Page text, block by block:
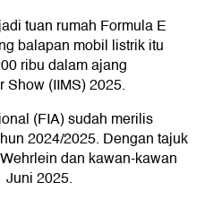
tuan rumah Formula E
balapan mobil listrik itu
ribu dalam ajang
Show (IIMS) 2025.
(FIA) sudah merilis
2024/2025. Dengan tajuk
dan kawan-kawan
Juni 2025.